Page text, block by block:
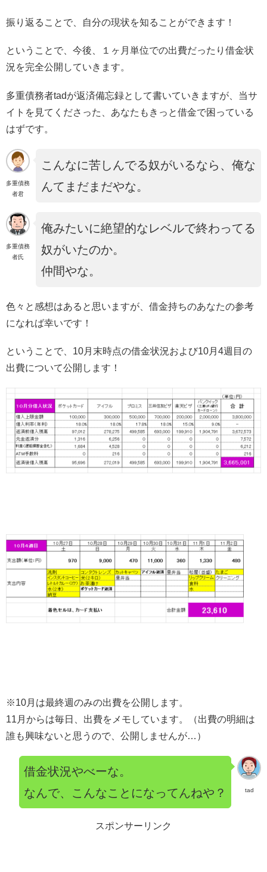
振り返ることで、自分の現状を知ることができます！
ということで、今後、１ヶ月単位での出費だったり借金状
況を完全公開していきます。
多重債務者tadが返済備忘録として書いていきますが、当サ
イトを見てくださった、あなたもきっと借金で困っている
はずです。
多重債務
者君
こんなに苦しんでる奴がいるなら、俺な
んてまだまだやな。
多重債務
者氏
俺みたいに絶望的なレベルで終わってる
奴がいたのか。
仲間やな。
色々と感想はあると思いますが、借金持ちのあなたの参考
になれば幸いです！
ということで、10月末時点の借金状況および10月4週目の
出費について公開します！
※10月は最終週のみの出費を公開します。
11月からは毎日、出費をメモしています。（出費の明細は
誰も興味ないと思うので、公開しませんが…）
tad
借金状況やべーな。
なんで、こんなことになってんねや？
スポンサーリンク